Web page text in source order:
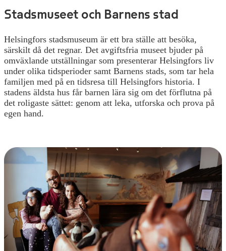
Stadsmuseet och Barnens stad
Helsingfors stadsmuseum är ett bra ställe att besöka,
särskilt då det regnar. Det avgiftsfria museet bjuder på
omväxlande utställningar som presenterar Helsingfors liv
under olika tidsperioder samt Barnens stads, som tar hela
familjen med på en tidsresa till Helsingfors historia. I
stadens äldsta hus får barnen lära sig om det förflutna på
det roligaste sättet: genom att leka, utforska och prova på
egen hand.